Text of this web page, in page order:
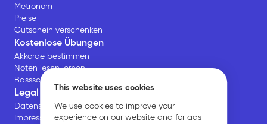
This website uses cookies
We use cookies to improve your
experience on our website and for ads
Metronom
Preise
Gutschein verschenken
Kostenlose Übungen
Akkorde bestimmen
Noten lesen lernen
Bassschlüssel Übungen
Legal
Datenschutz
Impressum